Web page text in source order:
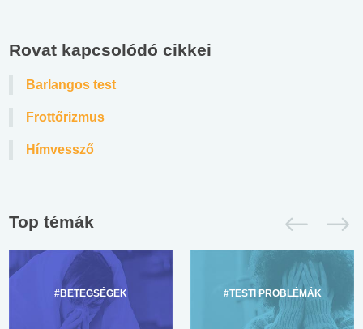
Rovat kapcsolódó cikkei
Barlangos test
Frottőrizmus
Hímvessző
Top témák
#BETEGSÉGEK #TESTI PROBLÉMÁK